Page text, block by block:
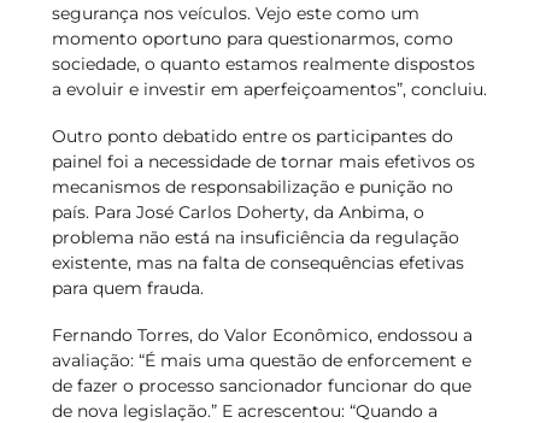
segurança nos veículos. Vejo este como um
momento oportuno para questionarmos, como
sociedade, o quanto estamos realmente dispostos
a evoluir e investir em aperfeiçoamentos”, concluiu.
Outro ponto debatido entre os participantes do
painel foi a necessidade de tornar mais efetivos os
mecanismos de responsabilização e punição no
país. Para José Carlos Doherty, da Anbima, o
problema não está na insuficiência da regulação
existente, mas na falta de consequências efetivas
para quem frauda.
Fernando Torres, do Valor Econômico, endossou a
avaliação: “É mais uma questão de enforcement e
de fazer o processo sancionador funcionar do que
de nova legislação.” E acrescentou: “Quando a